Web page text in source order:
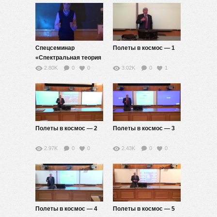
Спецсеминар
«Спектральная теория
дифференциальных
2.80K 0 0
Полеты в космос — 1
3.02K 0 1
Полеты в космос — 2
2.97K 0 0
Полеты в космос — 3
2.43K 0 0
Полеты в космос — 4 Полеты в космос — 5